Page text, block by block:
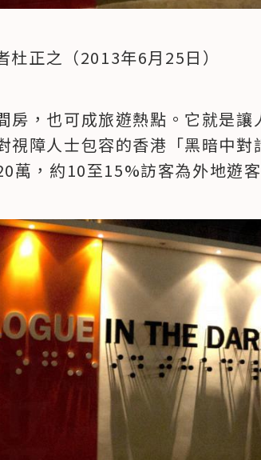
杜正之（2013年6月25日）
房，也可成旅遊熱點。它就是讓
視障人士包容的香港「黑暗中
萬，約10至15%訪客為外地遊客